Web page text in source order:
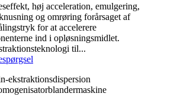
høj acceleration, emulgering,
og omrøring forårsaget af
for at accelerere
ind i opløsningsmidlet.
til...